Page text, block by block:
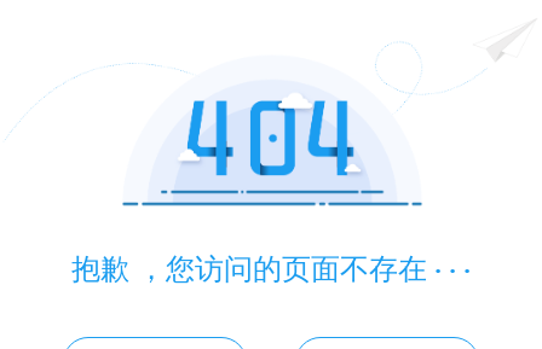
抱歉 ，您访问的页面不存在 · · ·